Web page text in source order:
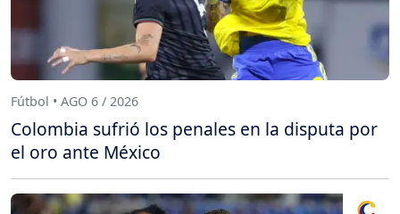
Fútbol • AGO 6 / 2026
Colombia sufrió los penales en la disputa por
el oro ante México